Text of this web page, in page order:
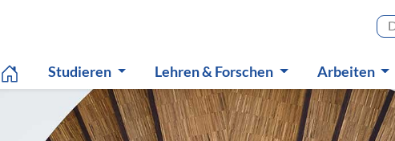
Neuigkeiten im
Studieren
Untermenü
Lehren & Forschen
Untermenü
Arbeiten